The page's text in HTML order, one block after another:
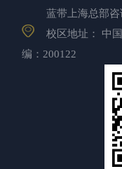
蓝带上海总部咨
校区地址： 中
编：200122